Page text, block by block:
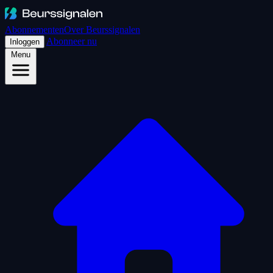
AbonnementenOver Beurssignalen
Inloggen Abonneer nu
Menu